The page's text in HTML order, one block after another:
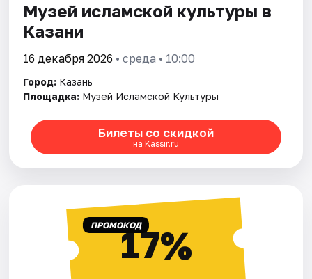
Музей исламской культуры в
Казани
16 декабря 2026 • среда • 10:00
Город: Казань
Площадка: Музей Исламской Культуры
Билеты со скидкой
на Kassir.ru
ПРОМОКОД17%